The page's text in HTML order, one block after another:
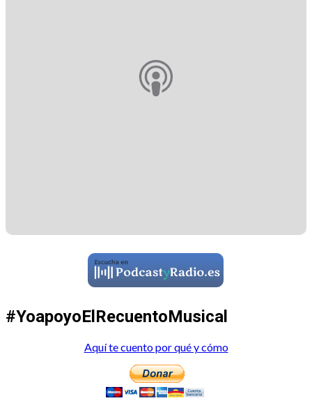
#YoapoyoElRecuentoMusical
Aquí te cuento por qué y cómo